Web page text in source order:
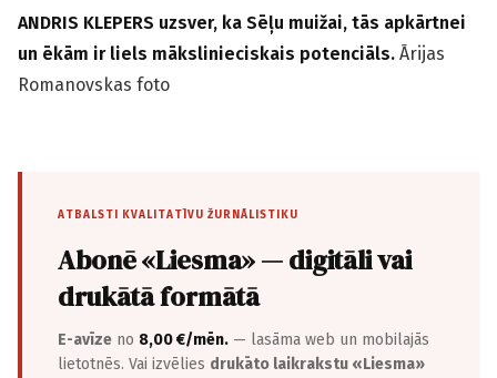
ANDRIS KLEPERS uzsver, ka Sēļu muižai, tās apkārtnei
un ēkām ir liels mākslinieciskais potenciāls. Ārijas
Romanovskas foto
ATBALSTI KVALITATĪVU ŽURNĀLISTIKU
Abonē «Liesma» — digitāli vai
drukātā formātā
E-avīze no 8,00 €/mēn. — lasāma web un mobilajās
lietotnēs. Vai izvēlies drukāto laikrakstu «Liesma»